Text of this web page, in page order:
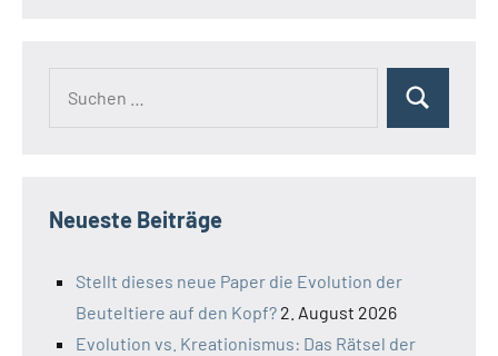
Suchen
Neueste Beiträge
Stellt dieses neue Paper die Evolution der
Beuteltiere auf den Kopf? 2. August 2026
Evolution vs. Kreationismus: Das Rätsel der